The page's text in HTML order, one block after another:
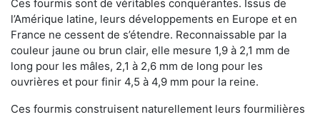
Ces fourmis sont de véritables conquérantes. Issus de
l’Amérique latine, leurs développements en Europe et en
France ne cessent de s’étendre. Reconnaissable par la
couleur jaune ou brun clair, elle mesure 1,9 à 2,1 mm de
long pour les mâles, 2,1 à 2,6 mm de long pour les
ouvrières et pour finir 4,5 à 4,9 mm pour la reine.
Ces fourmis construisent naturellement leurs fourmilières